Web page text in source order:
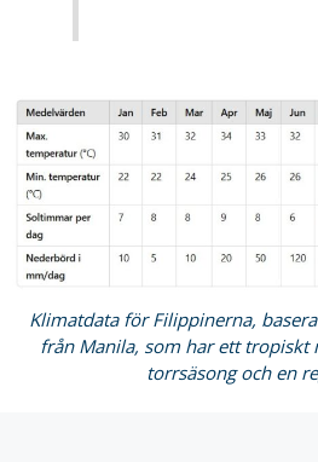
Klimatdata för Filippinerna,
från Manila, som har ett
torrsäsong och en